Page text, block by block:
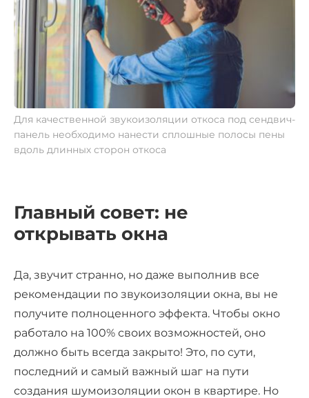
Для качественной звукоизоляции откоса под сендвич-
панель необходимо нанести сплошные полосы пены
вдоль длинных сторон откоса
Главный совет: не
открывать окна
Да, звучит странно, но даже выполнив все
рекомендации по звукоизоляции окна, вы не
получите полноценного эффекта. Чтобы окно
работало на 100% своих возможностей, оно
должно быть всегда закрыто! Это, по сути,
последний и самый важный шаг на пути
создания шумоизоляции окон в квартире. Но